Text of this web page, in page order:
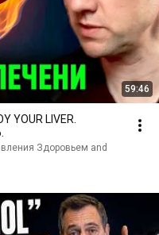
59:46
YOUR LIVER.
Здоровьем and